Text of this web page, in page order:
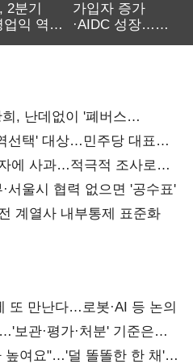
2분기
업익 역대
가입자 증가
·AIDC 성장…
, 난데없이 '폐버스
선택' 대상…민주당 대표로
에 사과…적극적 조사로
서울시 협력 없으면 '공수표'
계열사 내부통제 표준화
또 만난다…로봇·AI 등 논의
보관·평가·처분' 기준은
높여요"…'덜 똘똘한 한 채'